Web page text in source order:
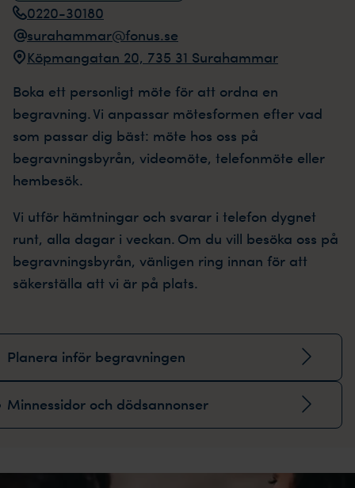
0220-30180
surahammar@fonus.se
Köpmangatan 20, 735 31 Surahammar
Boka ett personligt möte för att ordna en
begravning. Vi anpassar mötesformen efter vad
som passar dig bäst: möte hos oss på
begravningsbyrån, videomöte, telefonmöte eller
hembesök.
Vi utför hämtningar och svarar i telefon dygnet
runt, alla dagar i veckan. Om du vill besöka oss på
begravningsbyrån, vänligen ring innan för att
säkerställa att vi är på plats.
Planera inför begravningen
Minnessidor och dödsannonser